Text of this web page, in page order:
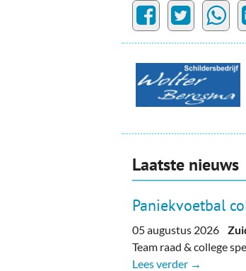
Laatste nieuws
Paniekvoetbal
05 augustus 2026
Team raad & college
Lees verder →